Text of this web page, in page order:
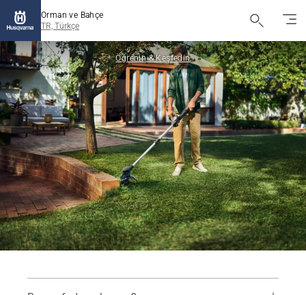
Orman ve Bahçe
TR, Türkçe
Öğrenin & Keşfedin